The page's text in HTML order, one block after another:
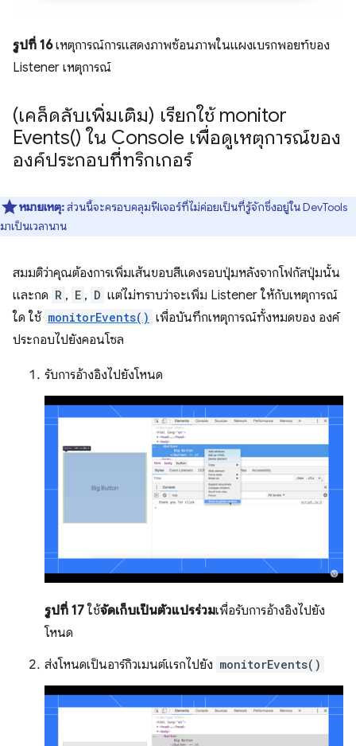
รูปที่ 16เหตุการณ์การแสดงภาพซ้อนภาพในแผงเบรกพอยท์ของ
Listener เหตุการณ์
(เคล็ดลับเพิ่มเติม) เรียกใช้monitor
Events() ใน Console เพื่อดูเหตุการณ์ของ
องค์ประกอบที่ทริกเกอร์
หมายเหตุ:ส่วนนี้จะครอบคลุมฟีเจอร์ที่ไม่ค่อยเป็นที่รู้จักซึ่งอยู่ใน DevTools
มาเป็นเวลานาน
สมมติว่าคุณต้องการเพิ่มเส้นขอบสีแดงรอบปุ่มหลังจากโฟกัสปุ่มนั้น
และกด R , E , D แต่ไม่ทราบว่าจะเพิ่ม Listener ให้กับเหตุการณ์
ใด ใช้ monitorEvents() เพื่อบันทึกเหตุการณ์ทั้งหมดของ องค์
ประกอบไปยังคอนโซล
รับการอ้างอิงไปยังโหนด
รูปที่ 17 ใช้จัดเก็บเป็นตัวแปรร่วมเพื่อรับการอ้างอิงไปยัง
โหนด
ส่งโหนดเป็นอาร์กิวเมนต์แรกไปยัง monitorEvents()